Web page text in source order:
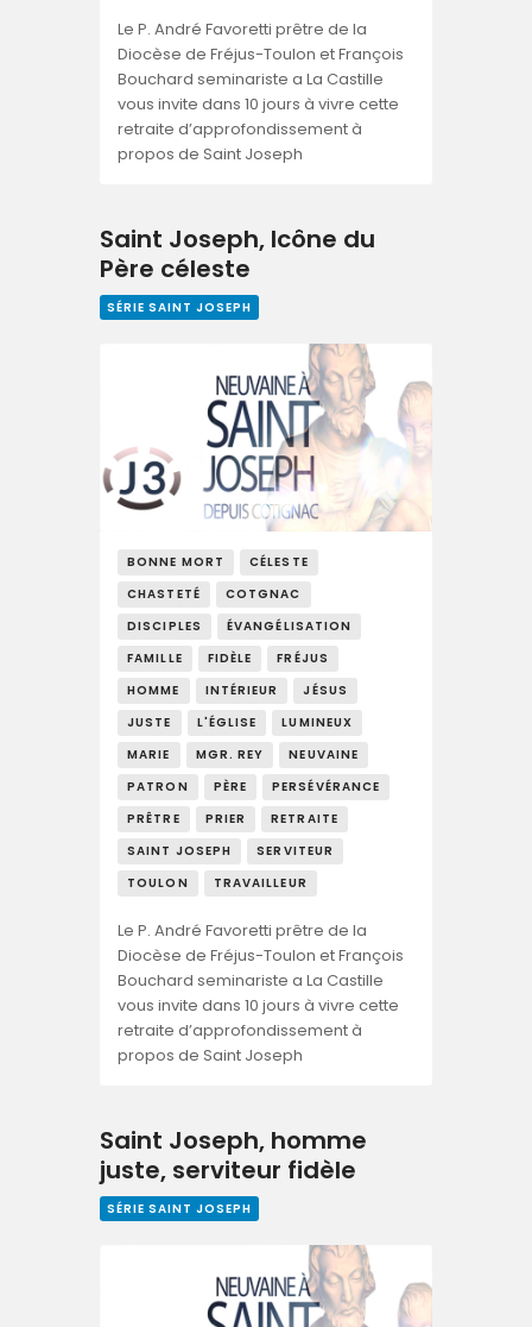
Le P. André Favoretti prêtre de la
Diocèse de Fréjus-Toulon et François
Bouchard seminariste a La Castille
vous invite dans 10 jours à vivre cette
retraite d’approfondissement à
propos de Saint Joseph
Saint Joseph, Icône du
Père céleste
SÉRIE SAINT JOSEPH
BONNE MORT
CÉLESTE
CHASTETÉ
COTGNAC
DISCIPLES
ÉVANGÉLISATION
FAMILLE
FIDÈLE
FRÉJUS
HOMME
INTÉRIEUR
JÉSUS
JUSTE
L'ÉGLISE
LUMINEUX
MARIE
MGR. REY
NEUVAINE
PATRON
PÈRE
PERSÉVÉRANCE
PRÊTRE
PRIER
RETRAITE
SAINT JOSEPH
SERVITEUR
TOULON
TRAVAILLEUR
Le P. André Favoretti prêtre de la
Diocèse de Fréjus-Toulon et François
Bouchard seminariste a La Castille
vous invite dans 10 jours à vivre cette
retraite d’approfondissement à
propos de Saint Joseph
Saint Joseph, homme
juste, serviteur fidèle
SÉRIE SAINT JOSEPH